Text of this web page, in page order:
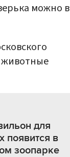
можно в
животные
для
появится в
зоопарке